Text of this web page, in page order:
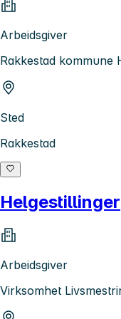
Arbeidsgiver
Rakkestad kommune
Sted
Rakkestad
Helgestillinger
Arbeidsgiver
Virksomhet